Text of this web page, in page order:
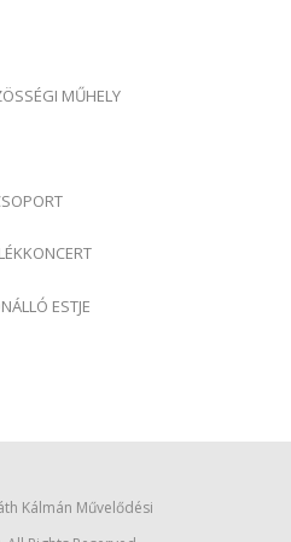
MŰHELY
ESTJE
Kálmán Művelődési